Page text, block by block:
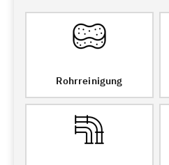
Rohrreinigung